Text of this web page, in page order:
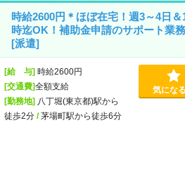
時給2600円＊ほぼ在宅！週3～4日＆
時迄OK！補助金申請のサポート業務
[派遣]
[給 与]時給2600円
[交通費]全額支給
[勤務地]八丁堀(東京都)駅から
徒歩2分/茅場町駅から徒歩6分
気にな